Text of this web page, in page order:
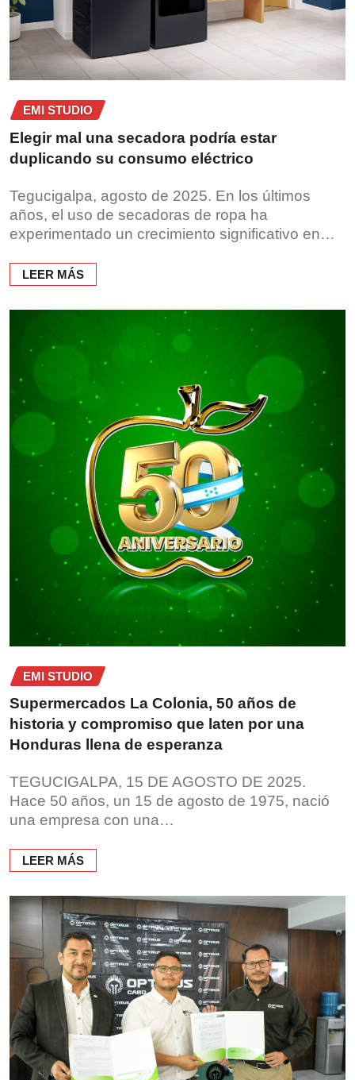
EMI STUDIO
Elegir mal una secadora podría estar
duplicando su consumo eléctrico
Tegucigalpa, agosto de 2025. En los últimos
años, el uso de secadoras de ropa ha
experimentado un crecimiento significativo en…
LEER MÁS
EMI STUDIO
Supermercados La Colonia, 50 años de
historia y compromiso que laten por una
Honduras llena de esperanza
TEGUCIGALPA, 15 DE AGOSTO DE 2025.
Hace 50 años, un 15 de agosto de 1975, nació
una empresa con una…
LEER MÁS